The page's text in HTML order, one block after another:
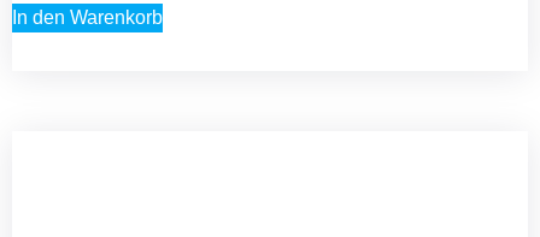
In den Warenkorb